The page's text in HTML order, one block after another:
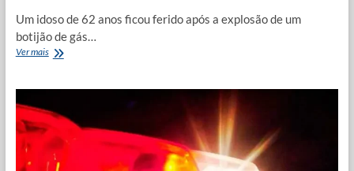
Um idoso de 62 anos ficou ferido após a explosão de um
botijão de gás…
Ver maisIdoso
após
explosão
de
botijão
de
gás